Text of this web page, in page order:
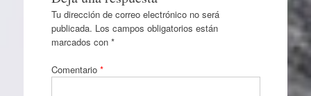
Tu dirección de correo electrónico no será
publicada. Los campos obligatorios están
marcados con *
Comentario *